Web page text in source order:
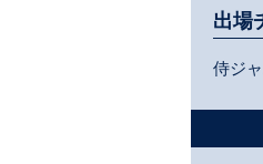
出場
侍ジ